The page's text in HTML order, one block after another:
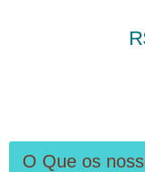
O Que os